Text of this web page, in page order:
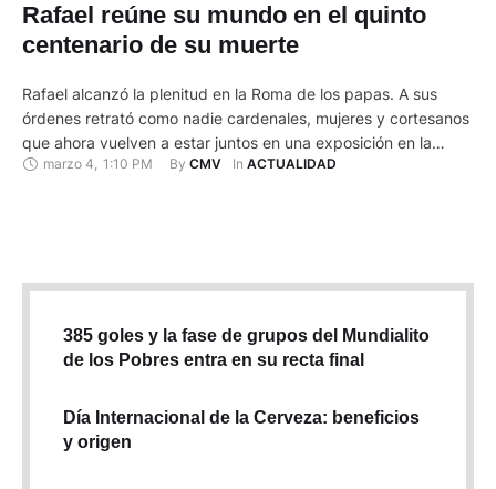
Rafael reúne su mundo en el quinto
centenario de su muerte
Rafael alcanzó la plenitud en la Roma de los papas. A sus
órdenes retrató como nadie cardenales, mujeres y cortesanos
que ahora vuelven a estar juntos en una exposición en la
capital italiana con motivo del V centenario del genio
marzo 4 1:10 PM By CMV In ACTUALIDAD
385 goles y la fase de grupos del Mundialito
de los Pobres entra en su recta final
Día Internacional de la Cerveza: beneficios
y origen